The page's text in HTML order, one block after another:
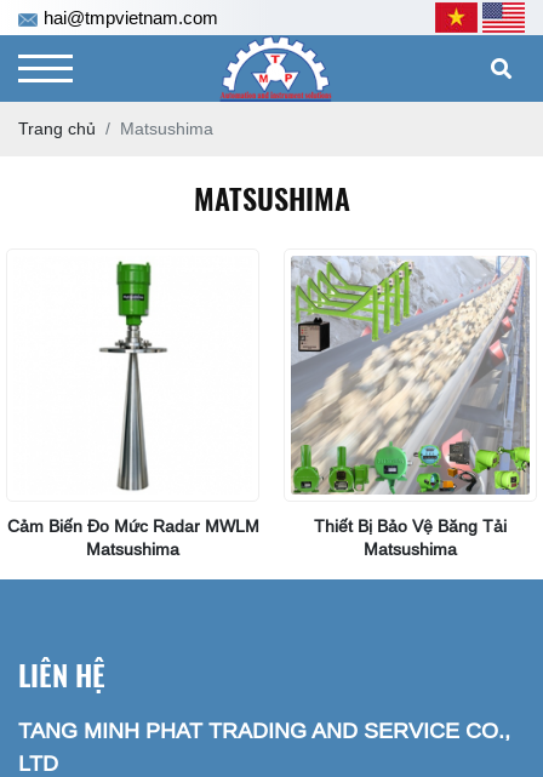
hai@tmpvietnam.com
Trang chủ Matsushima
MATSUSHIMA
Cảm Biến Đo Mức Radar MWLM
Matsushima
Thiết Bị Bảo Vệ Băng Tải
Matsushima
LIÊN HỆ
TANG MINH PHAT TRADING AND SERVICE CO.,
LTD